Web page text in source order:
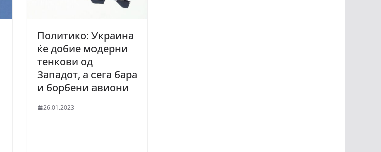
Политико: Украина
ќе добие модерни
тенкови од
Западот, а сега бара
и борбени авиони
26.01.2023